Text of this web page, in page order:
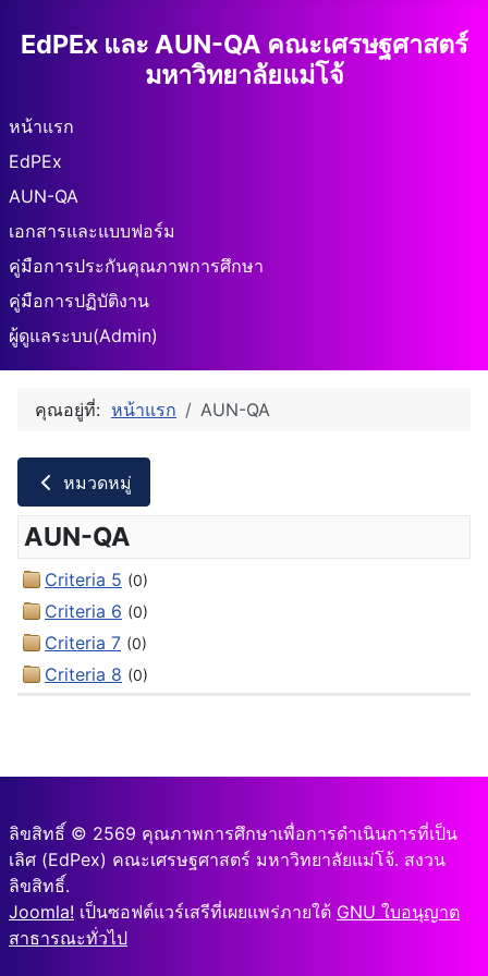
EdPEx และ AUN-QA คณะเศรษฐศาสตร์
มหาวิทยาลัยแม่โจ้
หน้าแรก
EdPEx
AUN-QA
เอกสารและแบบฟอร์ม
คู่มือการประกันคุณภาพการศึกษา
คู่มือการปฏิบัติงาน
ผู้ดูแลระบบ(Admin)
คุณอยู่ที่: หน้าแรก AUN-QA
หมวดหมู่
AUN-QA
Criteria 5 (0)
Criteria 6 (0)
Criteria 7 (0)
Criteria 8 (0)
ลิขสิทธิ์ © 2569 คุณภาพการศึกษาเพื่อการดำเนินการที่เป็น
เลิศ (EdPex) คณะเศรษฐศาสตร์ มหาวิทยาลัยแม่โจ้. สงวน
ลิขสิทธิ์.
Joomla! เป็นซอฟต์แวร์เสรีที่เผยแพร่ภายใต้ GNU ใบอนุญาต
สาธารณะทั่วไป